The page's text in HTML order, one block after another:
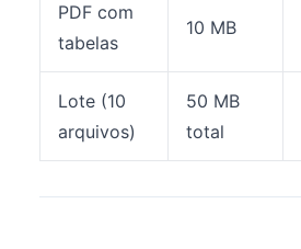
PDF com
tabelas
10 MB
Lote (10
arquivos)
50 MB
total